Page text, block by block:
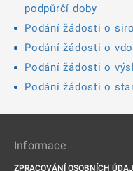
podpůrčí doby
Podání žádosti o
Podání žádosti o
Podání žádosti o
Podání žádosti o
Informace
ZPRACOVÁNÍ OSOBNÍCH